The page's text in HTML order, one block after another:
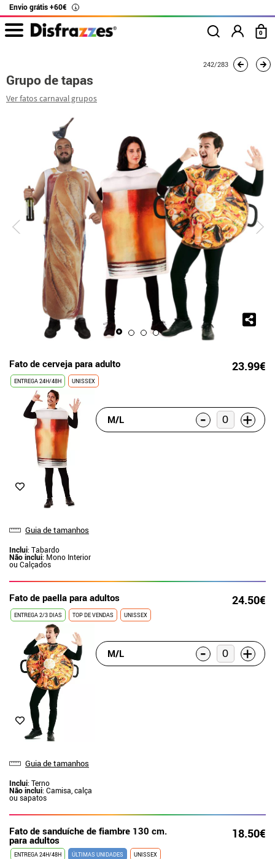
Envio grátis +60€ i
0
242/283
Grupo de tapas
Ver fatos carnaval grupos
Fato de cerveja para adulto 23.99€
ENTREGA 24H/48H UNISSEX
Guia de tamanhos
Inclui: Tabardo
Não inclui: Mono Interior
ou Calçados
M/L - +
Fato de paella para adultos 24.50€
ENTREGA 2/3 DIAS TOP DE VENDAS UNISSEX
Guia de tamanhos
Inclui: Terno
Não inclui: Camisa, calça
ou sapatos
M/L - +
Fato de sanduíche de fiambre 130 cm.
para adultos 18.50€
ENTREGA 24H/48H ÚLTIMAS UNIDADES UNISSEX